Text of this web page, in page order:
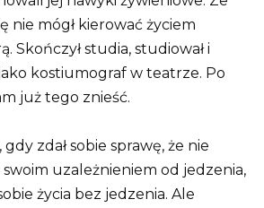
nie mógł kierować życiem
Skończył studia, studiował i
kostiumograf w teatrze. Po
już tego znieść.
gdy zdał sobie sprawę, że nie
swoim uzależnieniem od jedzenia,
życia bez jedzenia. Ale